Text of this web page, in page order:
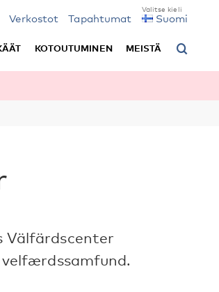
Verkostot Tapahtumat Suomi
KOTOUTUMINEN MEISTÄ
Välfärdscenter